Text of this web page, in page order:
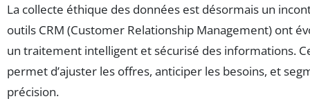
La collecte éthique des données est désormais un
outils CRM (Customer Relationship Management) ont
un traitement intelligent et sécurisé des informations.
permet d’ajuster les offres, anticiper les besoins, et
précision.